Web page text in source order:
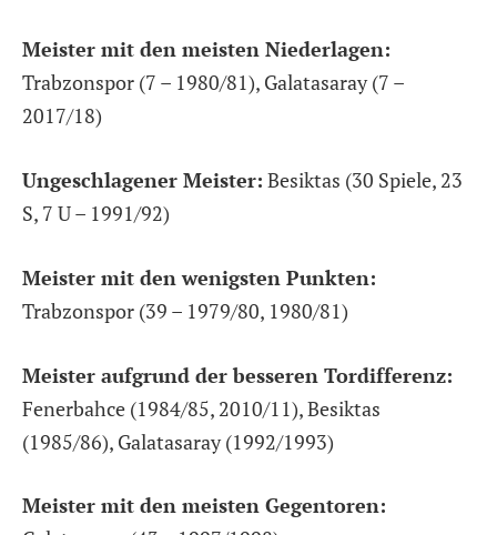
Meister mit den meisten Niederlagen:
Trabzonspor (7 – 1980/81), Galatasaray (7 –
2017/18)
Ungeschlagener Meister: Besiktas (30 Spiele, 23
S, 7 U – 1991/92)
Meister mit den wenigsten Punkten:
Trabzonspor (39 – 1979/80, 1980/81)
Meister aufgrund der besseren Tordifferenz:
Fenerbahce (1984/85, 2010/11), Besiktas
(1985/86), Galatasaray (1992/1993)
Meister mit den meisten Gegentoren: